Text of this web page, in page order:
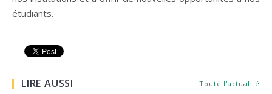
étudiants.
LIRE AUSSI Toute l'actualité